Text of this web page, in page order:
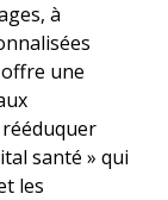
à
une
santé » qui
les